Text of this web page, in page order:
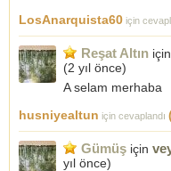
LosAnarquista60 için
Reşat Altın için
(2 yıl önce)
A selam merhaba
husniyealtun için cevaplandı
Gümüş için
yıl önce)